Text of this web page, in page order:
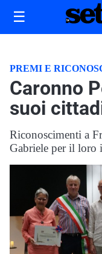
☰
PREMI E
Caronno
suoi
Riconoscimenti a
Gabriele per il loro